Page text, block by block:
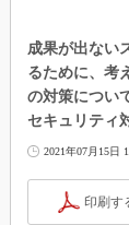
成果が出ない
るために、考
の対策につい
セキュリティ
2021年07月15日
印刷す